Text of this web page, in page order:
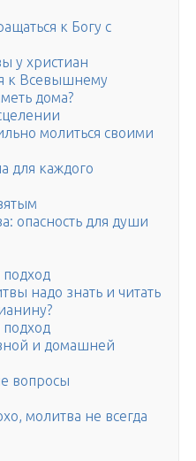
к Богу с
у христиан
к Всевышнему
дома?
молиться своими
для каждого
опасность для души
надо знать и читать
и домашней
вопросы
молитва не всегда